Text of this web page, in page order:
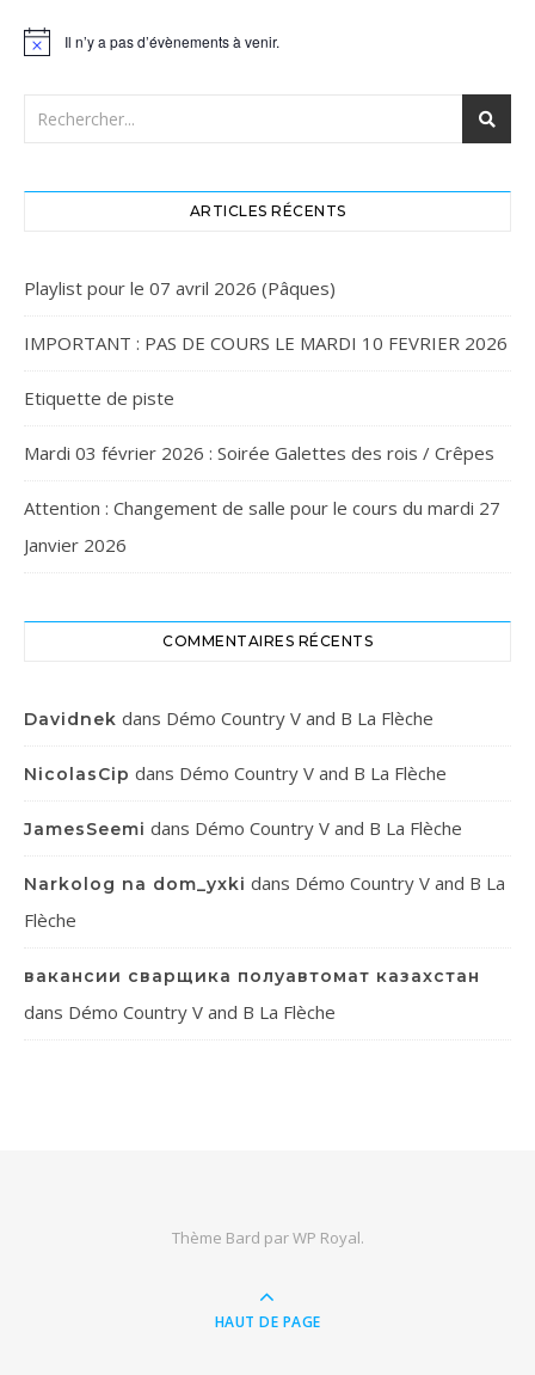
Notice Il n’y a pas d’évènements à venir.
ARTICLES RÉCENTS
Playlist pour le 07 avril 2026 (Pâques)
IMPORTANT : PAS DE COURS LE MARDI 10 FEVRIER 2026
Etiquette de piste
Mardi 03 février 2026 : Soirée Galettes des rois / Crêpes
Attention : Changement de salle pour le cours du mardi 27
Janvier 2026
COMMENTAIRES RÉCENTS
Davidnek dans Démo Country V and B La Flèche
NicolasCip dans Démo Country V and B La Flèche
JamesSeemi dans Démo Country V and B La Flèche
Narkolog na dom_yxki dans Démo Country V and B La
Flèche
вакансии сварщика полуавтомат казахстан
dans Démo Country V and B La Flèche
Thème Bard parWP Royal.
HAUT DE PAGE